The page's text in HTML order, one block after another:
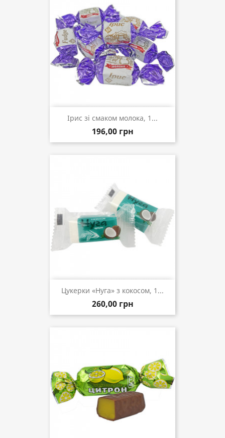
Ірис зі смаком молока, 1...
196,00 грн
Цукерки «Нуга» з кокосом, 1...
260,00 грн